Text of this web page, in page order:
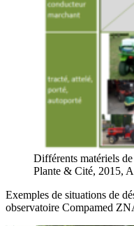
Différents matériels
Plante & Cité, 2015,
Exemples de situations de
observatoire Compamed